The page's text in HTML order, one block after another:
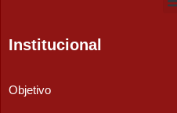
Institucional
Objetivo